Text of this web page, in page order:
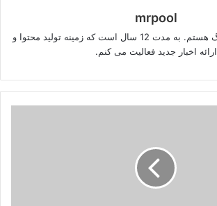
mrpool
محقق دیجیتال مارکتینگ هستم. به مدت 12 سال است که زمینه تولید محتوا و
ارائه اخبار جدید فعالیت می کنم.